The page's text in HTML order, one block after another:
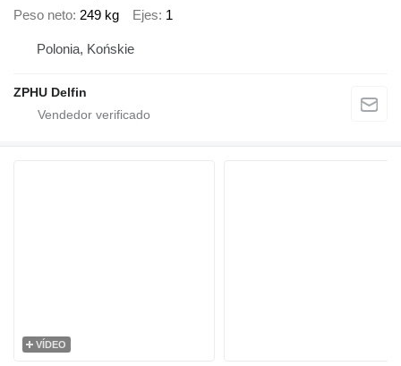
Peso neto 249 kg Ejes 1
Polonia, Końskie
ZPHU Delfin
VÍDEO